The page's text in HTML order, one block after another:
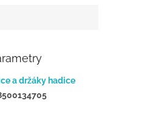
a držáky hadice